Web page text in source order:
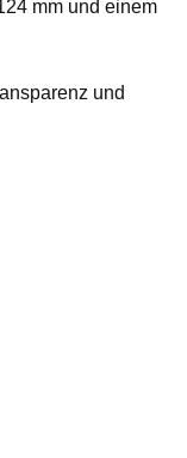
mm und einem
und